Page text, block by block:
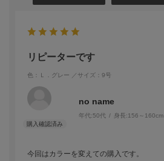
リピーターです
色：Ｌ．グレー ／サイズ：9号
no name
年代:50代 身長:156～160cm
今回はカラーを変えての購入です。